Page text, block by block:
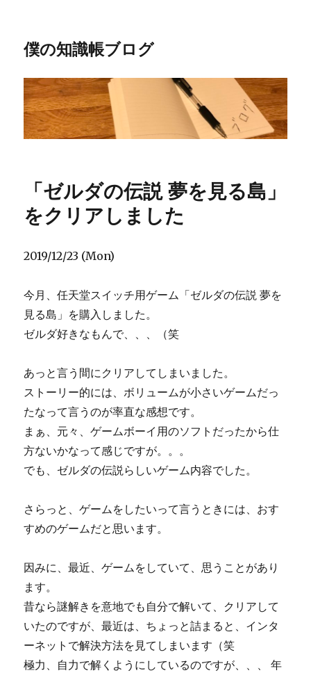
僕の知識帳ブログ
「ゼルダの伝説 夢を見る島」
をクリアしました
2019/12/23 (Mon)
今月、任天堂スイッチ用ゲーム「ゼルダの伝説 夢を
見る島」を購入しました。
ゼルダ好きなもんで、、、（笑
あっと言う間にクリアしてしまいました。
ストーリー的には、ボリュームが小さいゲームだっ
たなって言うのが率直な感想です。
まぁ、元々、ゲームボーイ用のソフトだったから仕
方ないかなって感じですが。。。
でも、ゼルダの伝説らしいゲーム内容でした。
さらっと、ゲームをしたいって言うときには、おす
すめのゲームだと思います。
因みに、最近、ゲームをしていて、思うことがあり
ます。
昔なら謎解きを意地でも自分で解いて、クリアして
いたのですが、最近は、ちょっと詰まると、インタ
ーネットで解決方法を見てしまいます（笑
極力、自力で解くようにしているのですが、、、 年